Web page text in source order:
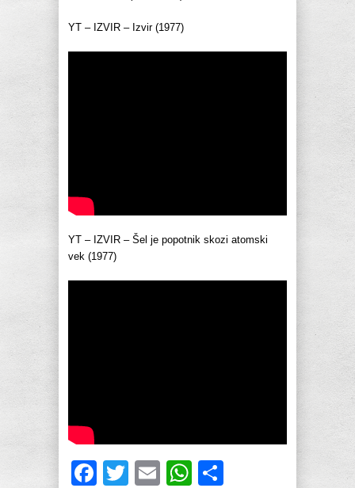
YT – IZVIR – Izvir (1977)
YT – IZVIR – Šel je popotnik skozi atomski
vek (1977)
Facebook
Twitter
EmailWhatsApp